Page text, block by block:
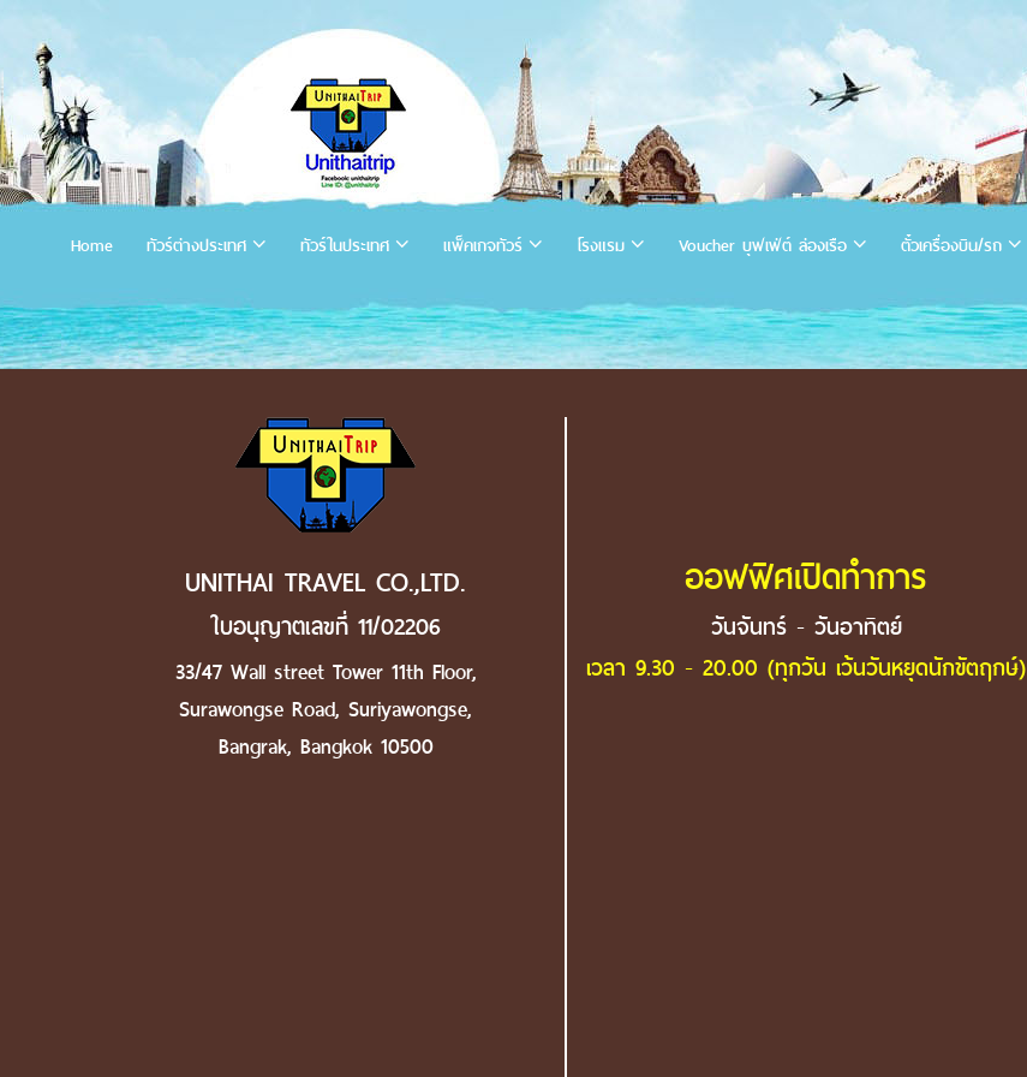
Home ทัวร์ต่างประเทศ ทัวร์ในประเทศ แพ็คเกจทัวร์ โรงแรม Voucher บุฟเฟ่ต์ ล่องเรือ ตั๋วเครื่องบิน/รถ
UNITHAI TRAVEL CO.,LTD.
ใบอนุญาตเลขที่ 11/02206
33/47 Wall street Tower 11th Floor,
Surawongse Road, Suriyawongse,
Bangrak, Bangkok 10500
ออฟฟิศเปิดทำการ
วันจันทร์ - วันอาทิตย์
เวลา 9.30 - 20.00 (ทุกวัน เว้นวันหยุดนักขัตฤกษ์)